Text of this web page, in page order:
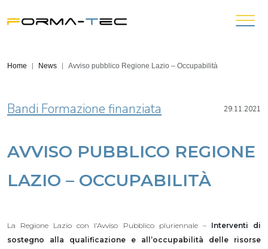
Home News Avviso pubblico Regione Lazio – Occupabilità
Bandi Formazione finanziata 29.11.2021
AVVISO PUBBLICO REGIONE
LAZIO – OCCUPABILITÀ
La Regione Lazio con l’Avviso Pubblico pluriennale – Interventi di
sostegno alla qualificazione e all’occupabilità delle risorse